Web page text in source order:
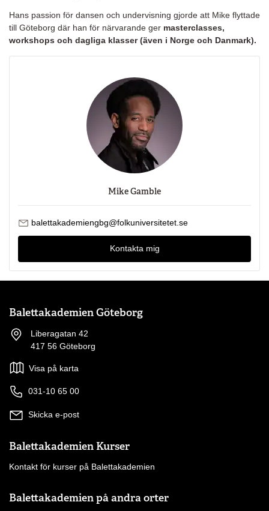
Hans passion för dansen och undervisning gjorde att Mike flyttade
till Göteborg där han för närvarande ger masterclasses,
workshops och dagliga klasser (även i Norge och Danmark).
Mike Gamble
Skicka mejl till Mike Gamble
balettakademiengbg@folkuniversitetet.se
Kontakta mig
Balettakademien Göteborg
Liberagatan 42
417 56 Göteborg
Visa på karta
031-10 65 00
Skicka e-post
Balettakademien Kurser
Kontakt för kurser på Balettakademien
Balettakademien på andra orter